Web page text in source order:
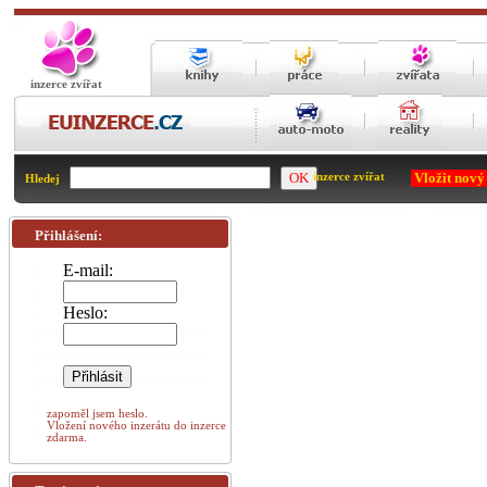
inzerce zvířat
Hledej inzerce zvířat Vložit
Přihlášení:
E-mail:
Heslo:
zapoměl jsem heslo.
Vložení nového inzerátu do inzerce
zdarma.